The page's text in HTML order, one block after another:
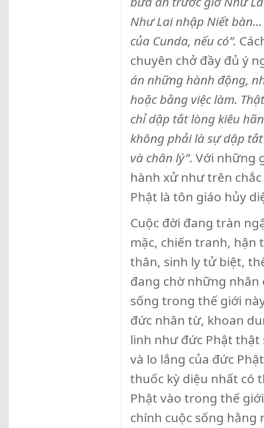
Như Lai nhập Niết bàn…
của Cunda, nếu có”.
chuyên chở đầy đủ ý
án những hành động,
hoặc bằng việc làm.
chỉ dập tắt lòng kiêu
không phải là sự dập
và chân lý”. Với những
hành xử như trên
Phật là tôn giáo hủy
Cuộc đời đang tràn
mặc, chiến tranh,
thân, sinh ly tử biệt,
đang chờ những nhân
sống trong thế giới
đức nhân từ, khoan
linh như đức Phật thật
và lo lắng của đức
thuốc kỳ diệu nhất có
Phật vào trong thế
chính cuộc sống hằng